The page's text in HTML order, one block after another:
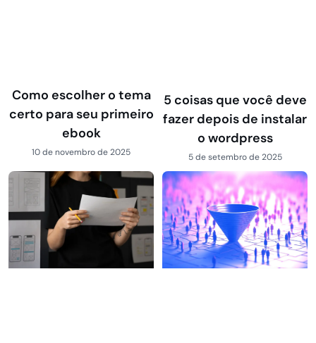
Como escolher o tema
certo para seu primeiro
ebook
10 de novembro de 2025
5 coisas que você deve
fazer depois de instalar
o wordpress
5 de setembro de 2025